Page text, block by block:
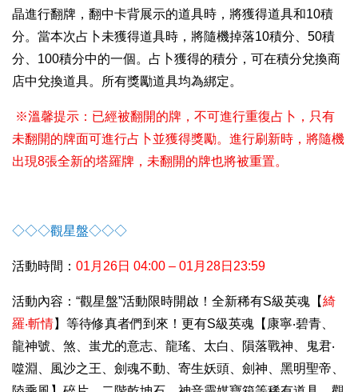
晶進行翻牌，翻中卡背展示的道具時，將獲得道具和10積
分。當本次占卜未獲得道具時，將隨機掉落10積分、50積
分、100積分中的一個。占卜獲得的積分，可在積分兌換商
店中兌換道具。所有獎勵道具均為綁定。
※溫馨提示：已經被翻開的牌，不可進行重復占卜，只有
未翻開的牌面可進行占卜並獲得獎勵。進行刷新時，將隨機
出現8張全新的塔羅牌，未翻開的牌也將被重置。
◇◇◇觀星盤◇◇◇
活動時間： 01 月26日 04:00 – 01月28日23:59
活動內容：“觀星盤”活動限時開啟！全新稀有S級英魂【綺
羅‧斬情】等待修真者們到來！更有S級英魂【康寧‧碧青、
龍神號、煞、蚩尤的意志、龍瑤、太白、隕落戰神、鬼君‧
噬淵、風沙之王、劍魂不動、寄生妖頭、劍神、黑明聖帝、